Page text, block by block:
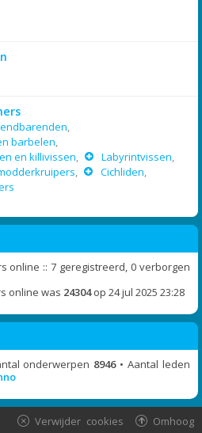
,
barbelen,
en killivissen, Labyrintvissen,
, Cichliden,
online :: 7 geregistreerd, 0 verborgen
online was 24304op 24 jul 2025 23:28
onderwerpen 8946• Aantal leden
Omhoog
Verwijder cookies